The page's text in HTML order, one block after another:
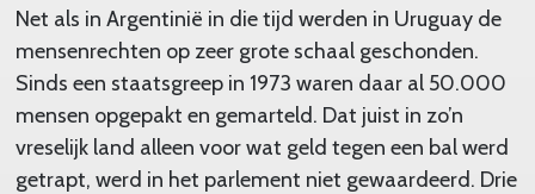
Net als in Argentinië in die tijd werden in Uruguay de
mensenrechten op zeer grote schaal geschonden.
Sinds een staatsgreep in 1973 waren daar al 50.000
mensen opgepakt en gemarteld. Dat juist in zo’n
vreselijk land alleen voor wat geld tegen een bal werd
getrapt, werd in het parlement niet gewaardeerd. Drie